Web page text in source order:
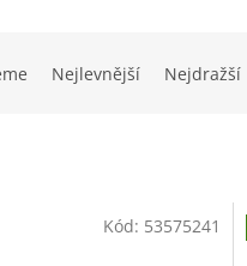
Nejlevnější Nejdražší
Kód: 53575241